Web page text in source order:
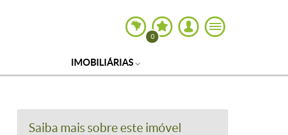
0
IMOBILIÁRIAS
Saiba mais sobre este imóvel